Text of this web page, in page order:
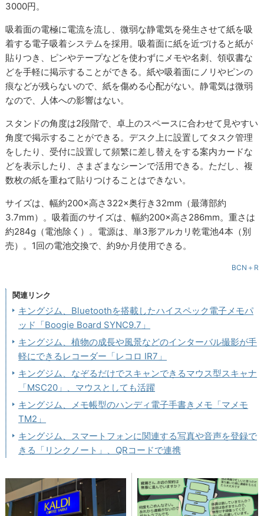
3000円。
吸着面の電極に電流を流し、微弱な静電気を発生させて紙を吸
着する電子吸着システムを採用。吸着面に紙を近づけると紙が
貼りつき、ピンやテープなどを使わずにメモや名刺、領収書な
どを手軽に掲示することができる。紙や吸着面にノリやピンの
痕などが残らないので、紙を傷める心配がない。静電気は微弱
なので、人体への影響はない。
スタンドの角度は2段階で、卓上のスペースに合わせて見やすい
角度で掲示することができる。デスク上に設置してタスク管理
をしたり、受付に設置して頻繁に差し替えをする案内カードな
どを表示したり、さまざまなシーンで活用できる。ただし、複
数枚の紙を重ねて貼りつけることはできない。
サイズは、幅約200×高さ322×奥行き32mm（最薄部約
3.7mm）。吸着面のサイズは、幅約200×高さ286mm。重さは
約284g（電池除く）。電源は、単3形アルカリ乾電池4本（別
売）。1回の電池交換で、約9か月使用できる。
BCN＋R
関連リンク
キングジム、Bluetoothを搭載したハイスペック電子メモパ
ッド「Boogie Board SYNC9.7」
キングジム、植物の成長や風景などのインターバル撮影が手
軽にできるレコーダー「レコロ IR7」
キングジム、なぞるだけでスキャンできるマウス型スキャナ
「MSC20」、マウスとしても活躍
キングジム、メモ帳型のハンディ電子手書きメモ「マメモ
TM2」
キングジム、スマートフォンに関連する写真や音声を登録で
きる「リンクノート」、QRコードで連携